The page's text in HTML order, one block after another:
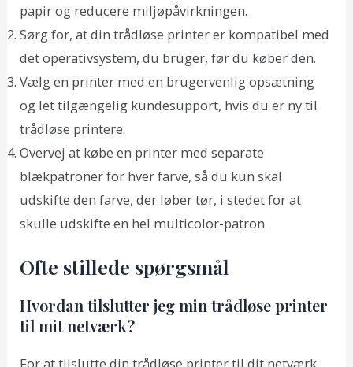
papir og reducere miljøpåvirkningen.
Sørg for, at din trådløse printer er kompatibel med
det operativsystem, du bruger, før du køber den.
Vælg en printer med en brugervenlig opsætning
og let tilgængelig kundesupport, hvis du er ny til
trådløse printere.
Overvej at købe en printer med separate
blækpatroner for hver farve, så du kun skal
udskifte den farve, der løber tør, i stedet for at
skulle udskifte en hel multicolor-patron.
Ofte stillede spørgsmål
Hvordan tilslutter jeg min trådløse printer
til mit netværk?